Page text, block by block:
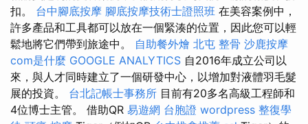
扣。 台中腳底按摩 腳底按摩技術士證照班 在美容案例中，
許多產品和工具都可以放在一個緊湊的位置，因此您可以輕
鬆地將它們帶到旅途中。 自助餐外燴 北屯 整骨 沙鹿按摩
com是什麼 GOOGLE ANALYTICS 自2016年成立公司以
來，與人才同時建立​​了一個研發中心，以增加對液體羽毛髮
展的投資。 台北記帳士事務所 目前有20多名高級工程師和
4位博士主管。 借助QR 易遊網 台胞證 wordpress 整復學